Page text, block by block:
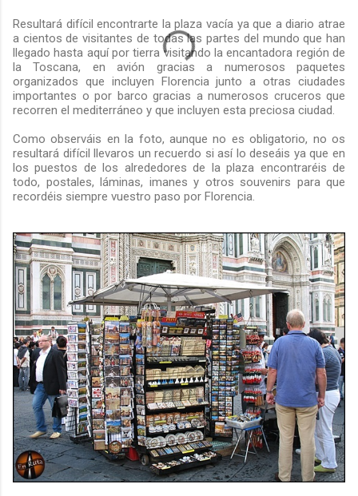
Resultará difícil encontrarte la plaza vacía ya que a diario atrae
a cientos de visitantes de todas las partes del mundo que han
llegado hasta aquí por tierra visitando la encantadora región de
la Toscana, en avión gracias a numerosos paquetes
organizados que incluyen Florencia junto a otras ciudades
importantes o por barco gracias a numerosos cruceros que
recorren el mediterráneo y que incluyen esta preciosa ciudad.
Como observáis en la foto, aunque no es obligatorio, no os
resultará difícil llevaros un recuerdo si así lo deseáis ya que en
los puestos de los alrededores de la plaza encontraréis de
todo, postales, láminas, imanes y otros souvenirs para que
recordéis siempre vuestro paso por Florencia.